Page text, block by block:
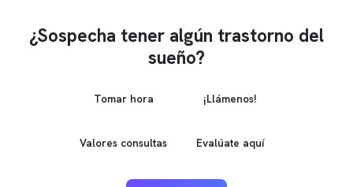
¿Sospecha tener algún trastorno del
sueño?
Tomar hora ¡Llámenos!
Valores consultas Evalúate aquí